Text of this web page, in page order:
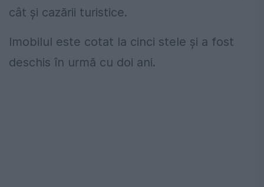
cât și cazării turistice.
Imobilul este cotat la cinci stele și a fost
deschis în urmă cu doi ani.